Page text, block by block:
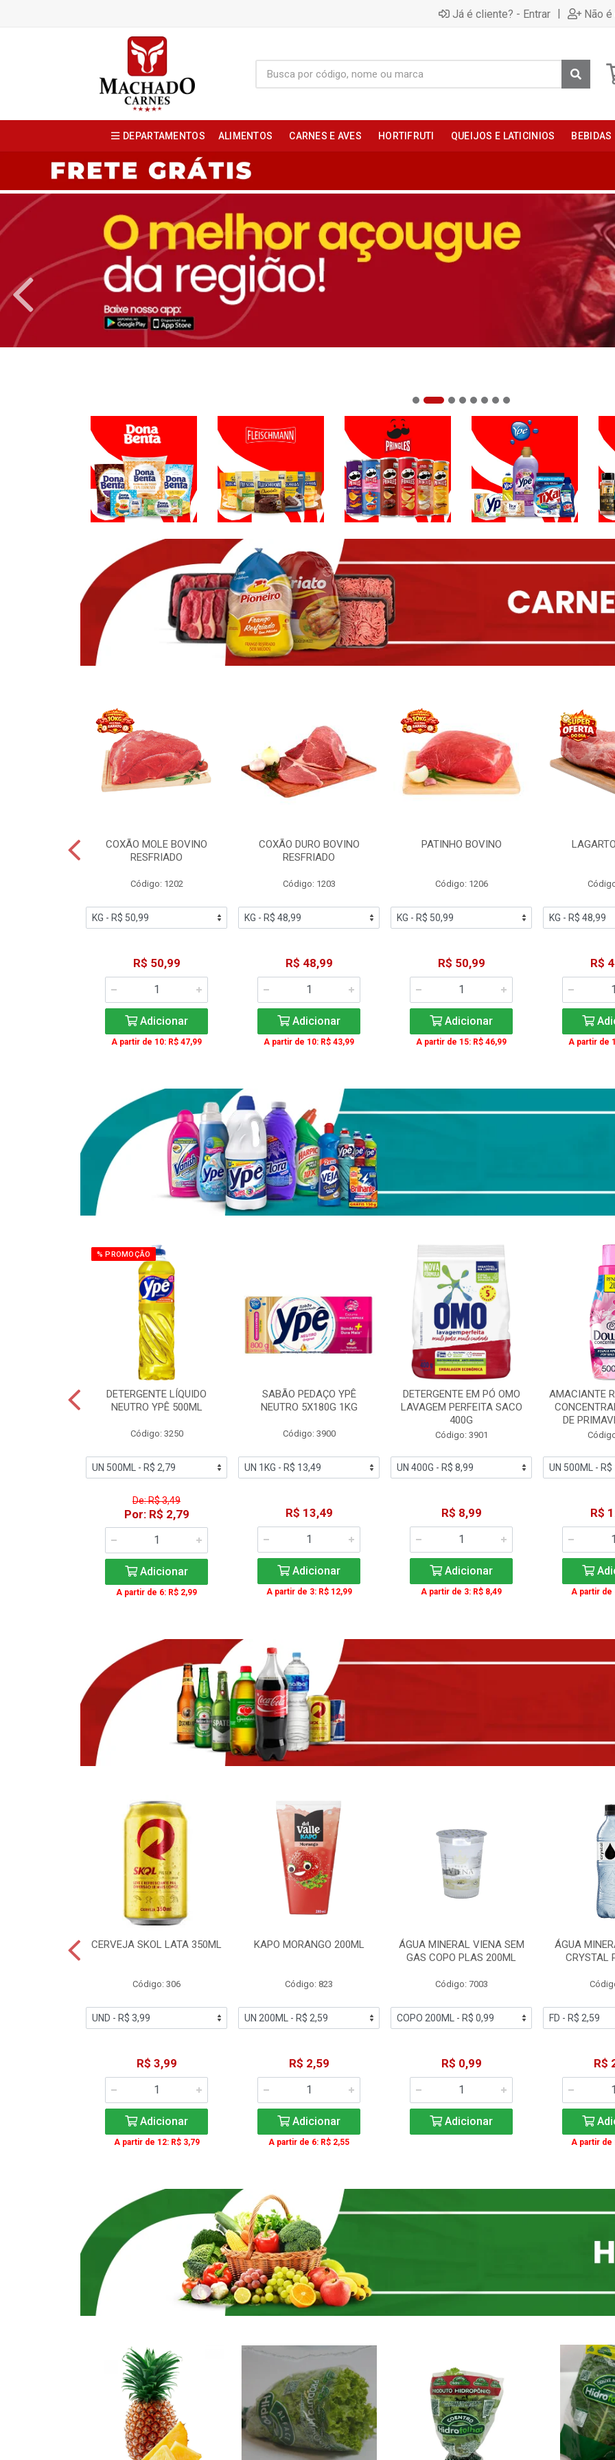
Já é cliente? - Entrar | Não
DEPARTAMENTOS ALIMENTOS CARNES E AVES HORTIFRUTI QUEIJOS E LATICINIOS BEBIDAS
COXÃO MOLE BOVINO
RESFRIADO
Código: 1202
R$ 50,99
Adicionar
A partir de 10: R$ 47,99
COXÃO DURO BOVINO
RESFRIADO
Código: 1203
R$ 48,99
Adicionar
A partir de 10: R$ 43,99
PATINHO BOVINO
Código: 1206
R$ 50,99
Adicionar
A partir de 15: R$ 46,99
R$
A partir de
% PROMOÇÃO
DETERGENTE LÍQUIDO
NEUTRO YPÊ 500ML
Código: 3250
De: R$ 3,49
Por: R$ 2,79
Adicionar
A partir de 6: R$ 2,99
SABÃO PEDAÇO YPÊ
NEUTRO 5X180G 1KG
Código: 3900
R$ 13,49
Adicionar
A partir de 3: R$ 12,99
DETERGENTE EM PÓ OMO
LAVAGEM PERFEITA SACO
400G
Código: 3901
R$ 8,99
Adicionar
A partir de 3: R$ 8,49
AMACIANTE
DE
R$
A partir de
CERVEJA SKOL LATA 350ML
Código: 306
R$ 3,99
Adicionar
A partir de 12: R$ 3,79
KAPO MORANGO 200ML
Código: 823
R$ 2,59
Adicionar
A partir de 6: R$ 2,55
ÁGUA MINERAL VIENA SEM
GAS COPO PLAS 200ML
Código: 7003
R$ 0,99
Adicionar
ÁGUA
CRYSTAL
R$
A partir de